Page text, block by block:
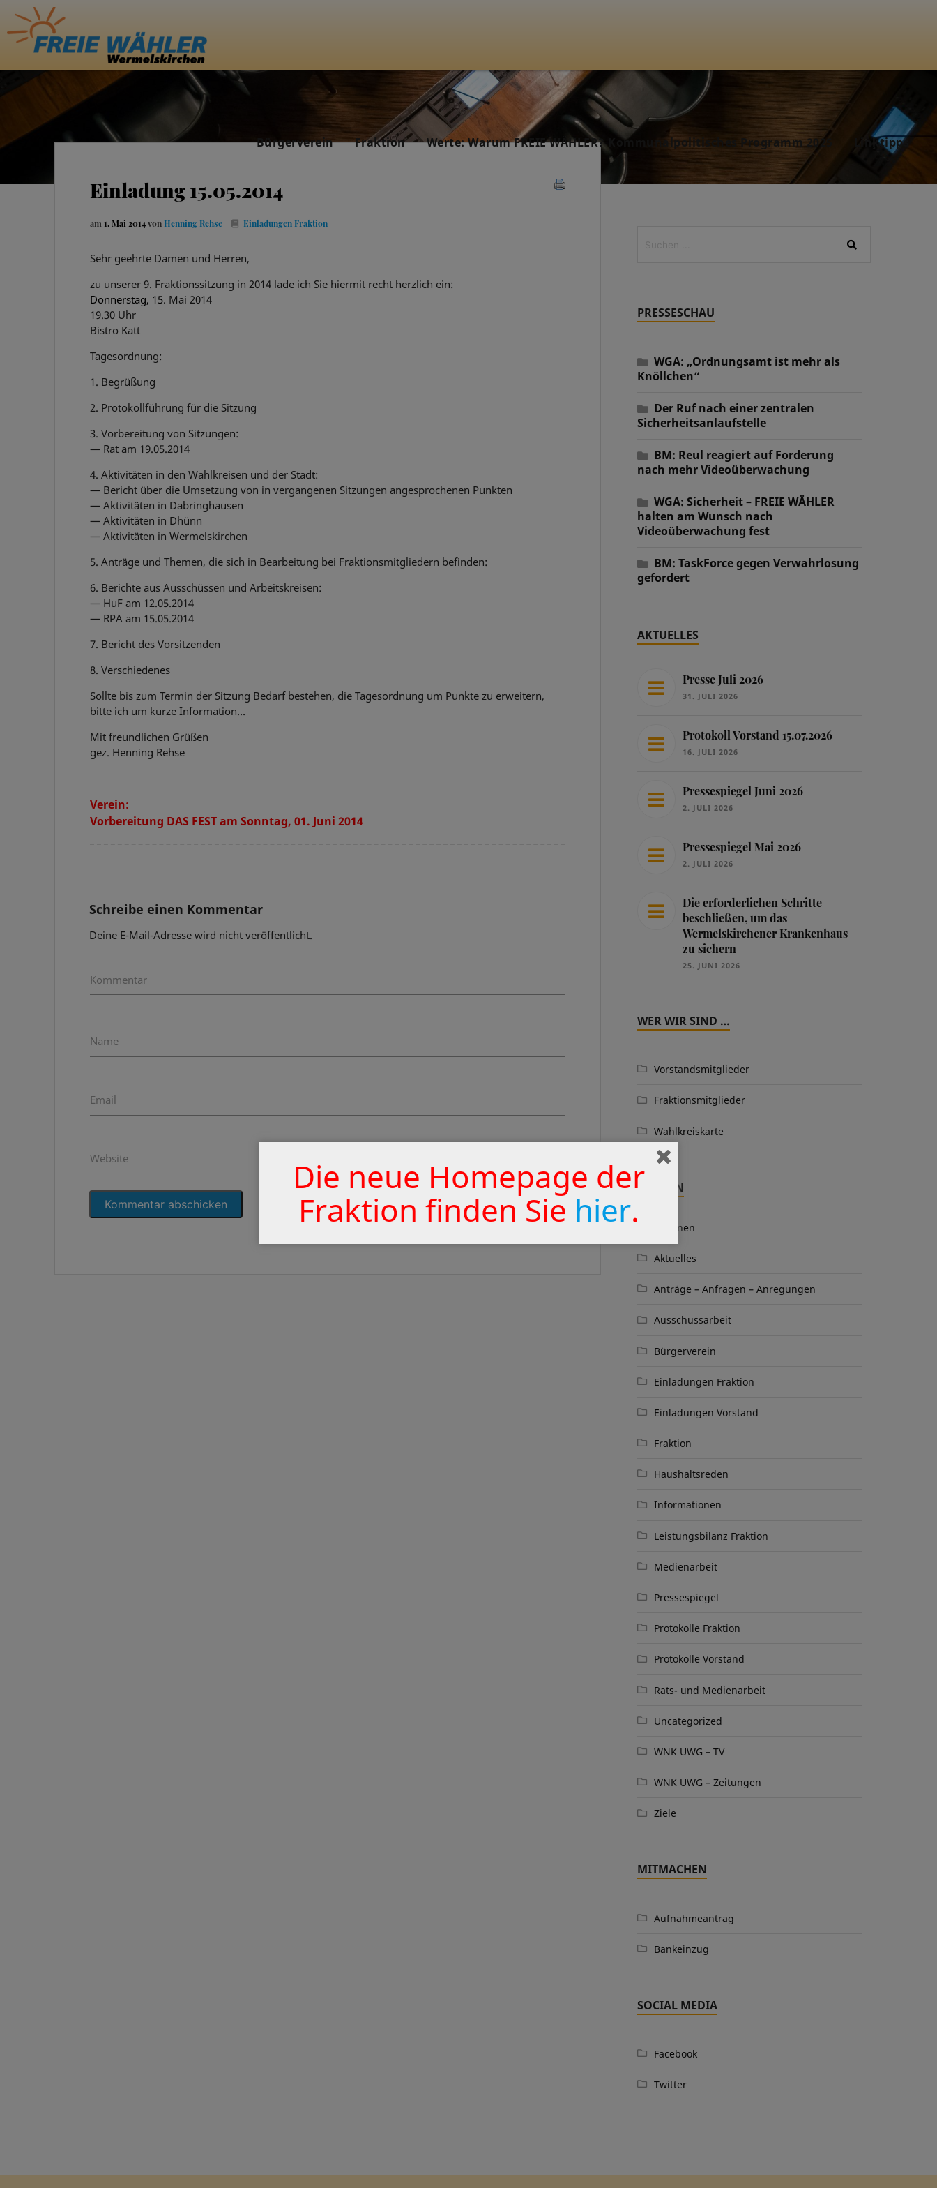
Bürgerverein Fraktion Werte: Warum FREIE WÄHLER? Kommunalpolitisches Programm 2025 Linktipps
Einladung 15.05.2014
am 1. Mai 2014von Henning Rehse Einladungen Fraktion
Sehr geehrte Damen und Herren,
zu unserer 9. Fraktionssitzung in 2014 lade ich Sie hiermit recht herzlich ein:
Donnerstag, 15. Mai 2014
19.30 Uhr
Bistro Katt
Tagesordnung:
1. Begrüßung
2. Protokollführung für die Sitzung
3. Vorbereitung von Sitzungen:
— Rat am 19.05.2014
4. Aktivitäten in den Wahlkreisen und der Stadt:
— Bericht über die Umsetzung von in vergangenen Sitzungen angesprochenen Punkten
— Aktivitäten in Dabringhausen
— Aktivitäten in Dhünn
— Aktivitäten in Wermelskirchen
5. Anträge und Themen, die sich in Bearbeitung bei Fraktionsmitgliedern befinden:
6. Berichte aus Ausschüssen und Arbeitskreisen:
— HuF am 12.05.2014
— RPA am 15.05.2014
7. Bericht des Vorsitzenden
8. Verschiedenes
Sollte bis zum Termin der Sitzung Bedarf bestehen, die Tagesordnung um Punkte zu erweitern,
bitte ich um kurze Information…
Mit freundlichen Grüßen
gez. Henning Rehse
Verein:
Vorbereitung DAS FEST am Sonntag, 01. Juni 2014
Schreibe einen Kommentar
Deine E-Mail-Adresse wird nicht veröffentlicht.
Kommentar
Name
Email
Website
PRESSESCHAU
WGA: „Ordnungsamt ist mehr als
Knöllchen“
Der Ruf nach einer zentralen
Sicherheitsanlaufstelle
BM: Reul reagiert auf Forderung
nach mehr Videoüberwachung
WGA: Sicherheit – FREIE WÄHLER
halten am Wunsch nach
Videoüberwachung fest
BM: TaskForce gegen Verwahrlosung
gefordert
AKTUELLES
Presse Juli 2026
31. JULI 2026
Protokoll Vorstand 15.07.2026
16. JULI 2026
Pressespiegel Juni 2026
2. JULI 2026
Pressespiegel Mai 2026
2. JULI 2026
Die erforderlichen Schritte
beschließen, um das
Wermelskirchener Krankenhaus
zu sichern
25. JUNI 2026
WER WIR SIND …
Vorstandsmitglieder
Fraktionsmitglieder
Wahlkreiskarte
THEMEN
Aktionen
Aktuelles
Anträge – Anfragen – Anregungen
Ausschussarbeit
Bürgerverein
Einladungen Fraktion
Einladungen Vorstand
Fraktion
Haushaltsreden
Informationen
Leistungsbilanz Fraktion
Medienarbeit
Pressespiegel
Protokolle Fraktion
Protokolle Vorstand
Rats- und Medienarbeit
Uncategorized
WNK UWG – TV
WNK UWG – Zeitungen
Ziele
MITMACHEN
Aufnahmeantrag
Bankeinzug
SOCIAL MEDIA
Facebook
Twitter
Die neue Homepage der
Fraktion finden Sie hier.